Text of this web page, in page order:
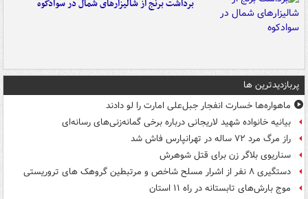
برداشت برنج از شالیزارهای شمال در سوادکوه
پربازدیدترین ها
ماهواره‌ها خسارت انفجار جبل‌علی امارت را لو دادند
بیانیه خانواده شهید لاریجانی درباره برخی گمانه‌زنی‌های رسانه‌ای
راز مرگ مرد ۷۲ ساله در تهرانپارس فاش شد
سناریوی بلاگر زن برای قتل شوهرش
دستگیری ۸ نفر از اشرار مسلح شاخص و مرتبطین گروهک های تروریستی
موج بارش‌های تابستانه در راه ۱۱ استان